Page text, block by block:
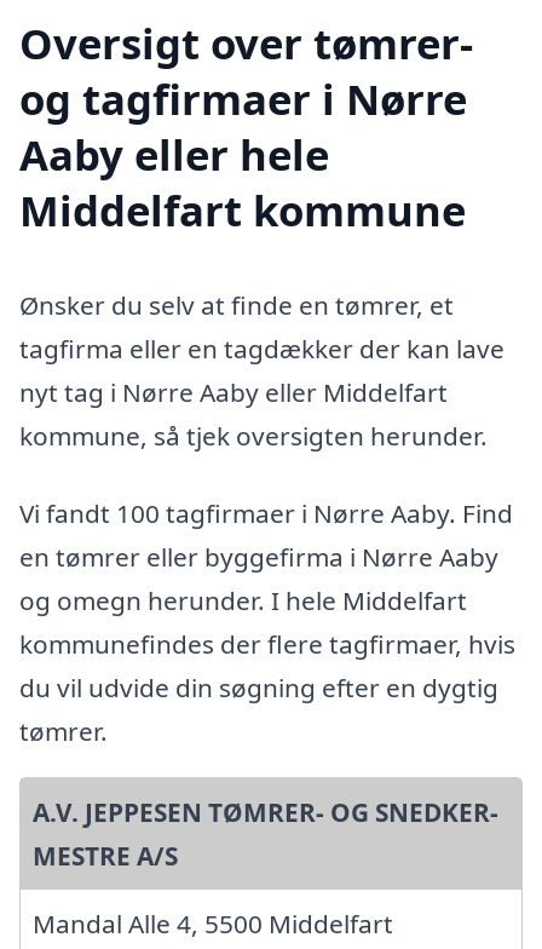
Oversigt over tømrer-
og tagfirmaer i Nørre
Aaby eller hele
Middelfart kommune
Ønsker du selv at finde en tømrer, et
tagfirma eller en tagdækker der kan lave
nyt tag i Nørre Aaby eller Middelfart
kommune, så tjek oversigten herunder.
Vi fandt 100 tagfirmaer i Nørre Aaby. Find
en tømrer eller byggefirma i Nørre Aaby
og omegn herunder. I hele Middelfart
kommunefindes der flere tagfirmaer, hvis
du vil udvide din søgning efter en dygtig
tømrer.
A.V. JEPPESEN TØMRER- OG SNEDKER-
MESTRE A/S
Mandal Alle 4, 5500 Middelfart